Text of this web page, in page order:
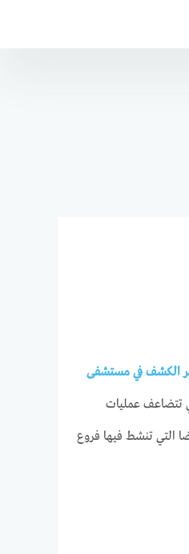
الكشف في مستشفى
تتضاعف عمليات
التي تنشط فيها فروع